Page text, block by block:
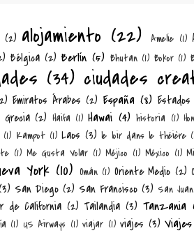
(2) alojamiento (22) Amelie (1)
Bélgica (2) Berlín (5) Bhutan (1) Bokor (1)
(34) ciudades
Emiratos Árabes (2) España (8) Estados
Grecia (2) Haifa (1) Hawai (4) historia (1)
(1) Kampot (1) Laos (3) le loir dans le théière
(1) Me Gusta Volar (1) Méjico (1) México (1)
York (10) Omán (1) Oriente Medio (2)
San Diego (2) San Francisco (3) San
de California (2) Tailandia (3) Tanzania
(1) US Airways (1) viajar (1) viajes (3)